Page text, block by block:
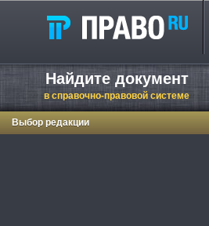
Найдите документ
в справочно-правовой системе
Выбор редакции